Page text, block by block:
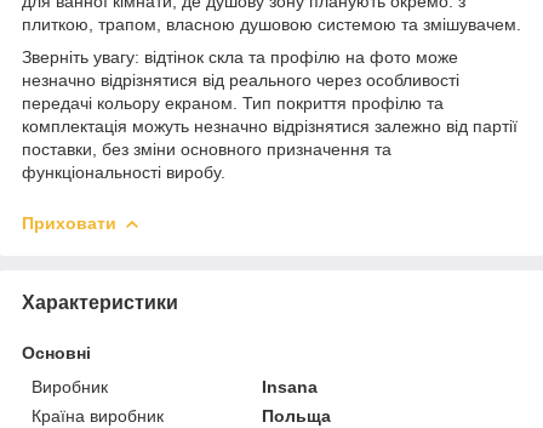
плиткою, трапом, власною душовою системою та змішувачем.
Зверніть увагу: відтінок скла та профілю на фото може
незначно відрізнятися від реального через особливості
передачі кольору екраном. Тип покриття профілю та
комплектація можуть незначно відрізнятися залежно від партії
поставки, без зміни основного призначення та
функціональності виробу.
Приховати
Характеристики
Основні
Виробник
Insana
Країна виробник
Польща